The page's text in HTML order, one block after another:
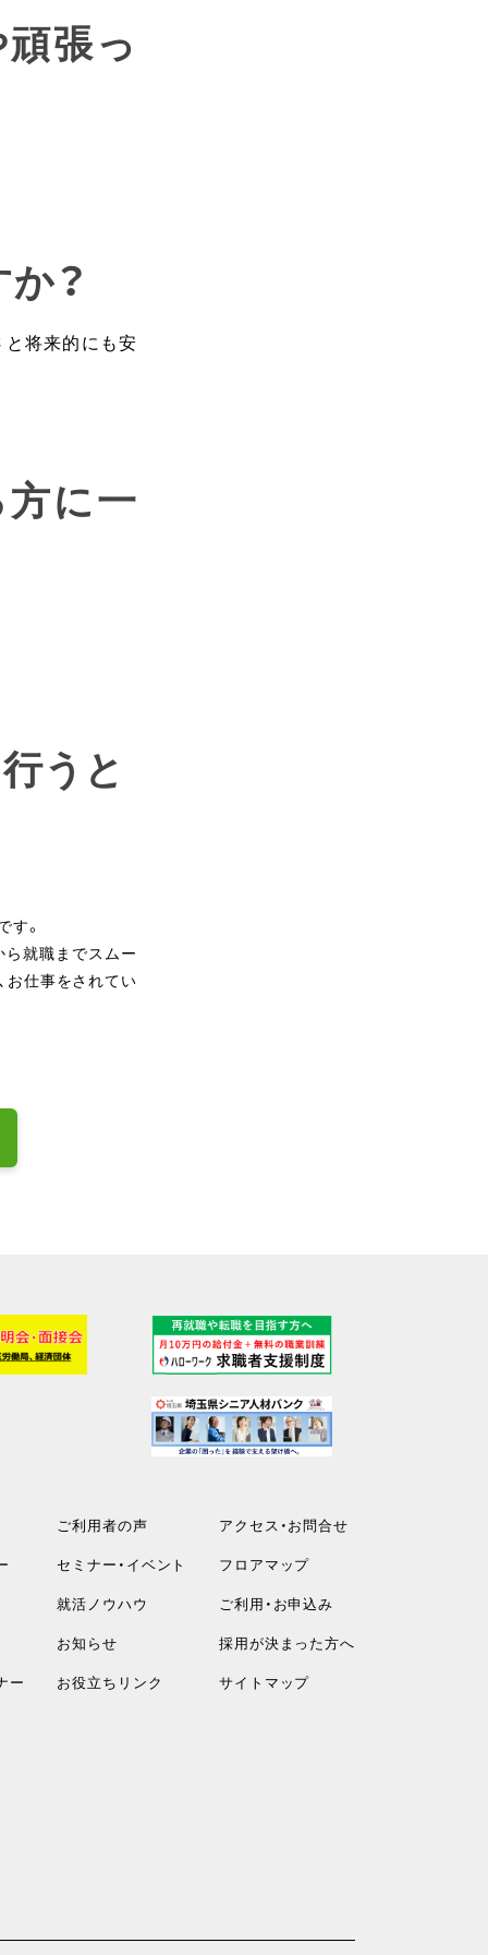
張っ
？
将来的にも安
に一
うと
す。
就職までスムー
お仕事をされてい
ー
ご利用者の声
セミナー・イベント
就活ノウハウ
お知らせ
お役立ちリンク
アクセス・お問合せ
フロアマップ
ご利用・お申込み
採用が決まった方へ
サイトマップ